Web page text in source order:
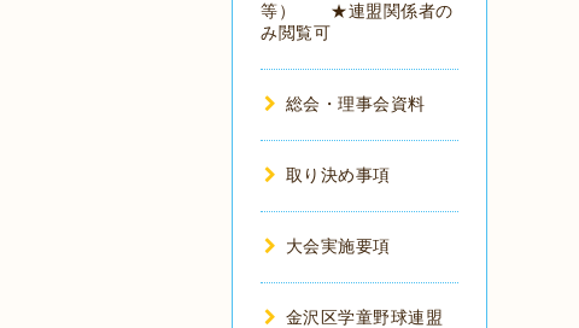
等） ★連盟関係者の
み閲覧可
総会・理事会資料
取り決め事項
大会実施要項
金沢区学童野球連盟